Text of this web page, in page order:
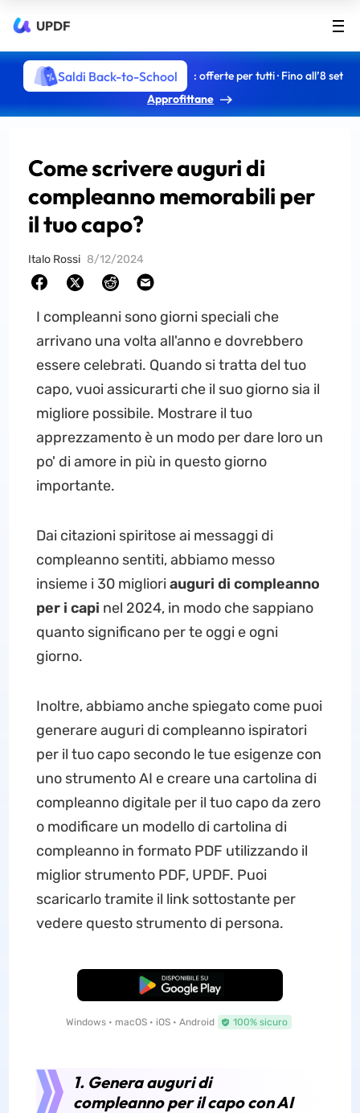
UPDF
Saldi Back-to-School
: offerte per tutti · Fino all’8 set
Approfittane
Come scrivere auguri di
compleanno memorabili per
il tuo capo?
Italo Rossi 8/12/2024
I compleanni sono giorni speciali che
arrivano una volta all'anno e dovrebbero
essere celebrati. Quando si tratta del tuo
capo, vuoi assicurarti che il suo giorno sia il
migliore possibile. Mostrare il tuo
apprezzamento è un modo per dare loro un
po' di amore in più in questo giorno
importante.
Dai citazioni spiritose ai messaggi di
compleanno sentiti, abbiamo messo
insieme i 30 miglioriauguri di compleanno
per i capi nel 2024, in modo che sappiano
quanto significano per te oggi e ogni
giorno.
Inoltre, abbiamo anche spiegato come puoi
generare auguri di compleanno ispiratori
per il tuo capo secondo le tue esigenze con
uno strumento AI e creare una cartolina di
compleanno digitale per il tuo capo da zero
o modificare un modello di cartolina di
compleanno in formato PDF utilizzando il
miglior strumento PDF, UPDF. Puoi
scaricarlo tramite il link sottostante per
vedere questo strumento di persona.
Download Gratis
Windows • macOS • iOS • Android 100% sicuro
1. Genera auguri di
compleanno per il capo con AI